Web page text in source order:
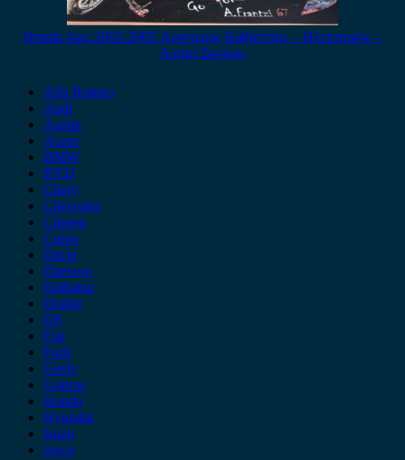
Honda Jazz 2002-2005 Αριστερός Καθρέπτης – Ηλεκτρικός –
Ασημί Σκούρο
Alfa Romeo
Audi
Austin
Acura
BMW
BYD
Chery
Chevrolet
Citroen
Cupra
Dacia
Daewoo
Daihatsu
Dodge
DS
Fiat
Ford
Geely
Gonow
Honda
Hyundai
Isuzu
iveco